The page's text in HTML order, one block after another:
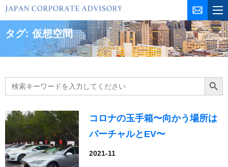
コ
ス
プ
タグ:仮想空間
Search
for:
Search
コロナの玉手箱〜向かう場所は
バーチャルとEV〜
2021-11